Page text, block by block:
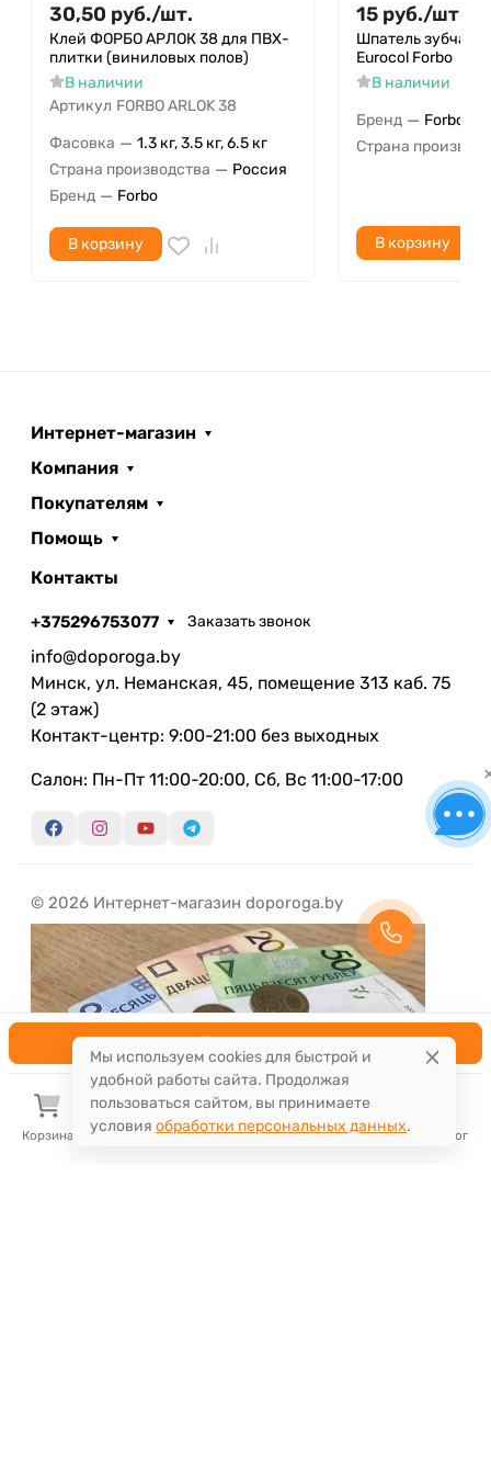
В корзину
Корзина Избранное Сравнение Поиск Каталог
30,50 руб./шт.
Клей ФОРБО АРЛОК 38 для ПВХ-
плитки (виниловых полов)
В наличии
Артикул FORBO ARLOK 38
Фасовка — 1.3 кг, 3.5 кг, 6.5 кг
Страна производства — Россия
Бренд — Forbo
В корзину
15 руб./шт.
Шпатель
Eurocol Forbo
В наличии
Бренд — Forbo
Страна
В корзину
Интернет-магазин
Компания
Покупателям
Помощь
Контакты
+375296753077 Заказать звонок
info@doporoga.by
Минск, ул. Неманская, 45, помещение 313 каб. 75
(2 этаж)
Контакт-центр: 9:00-21:00 без выходных
Салон: Пн-Пт 11:00-20:00, Сб, Вс 11:00-17:00
© 2026 Интернет-магазин doporoga.by
Мы используем cookies для быстрой и
удобной работы сайта. Продолжая
пользоваться сайтом, вы принимаете
условия обработки персональных данных.